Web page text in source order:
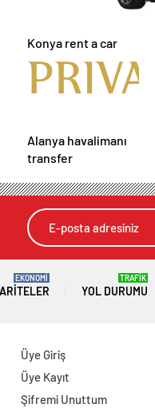
Konya rent a car
Alanya havalimanı
transfer
EKONOMİ
YOL DURUMU
TRAFİK
Üye Giriş
Üye Kayıt
Şifremi Unuttum